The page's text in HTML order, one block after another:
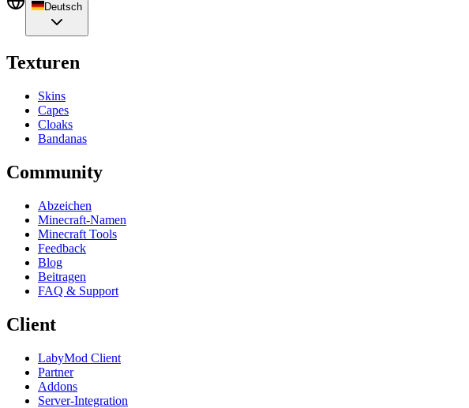
Deutsch
Texturen
Skins
Capes
Cloaks
Bandanas
Community
Abzeichen
Minecraft-Namen
Minecraft Tools
Feedback
Blog
Beitragen
FAQ & Support
Client
LabyMod Client
Partner
Addons
Server-Integration